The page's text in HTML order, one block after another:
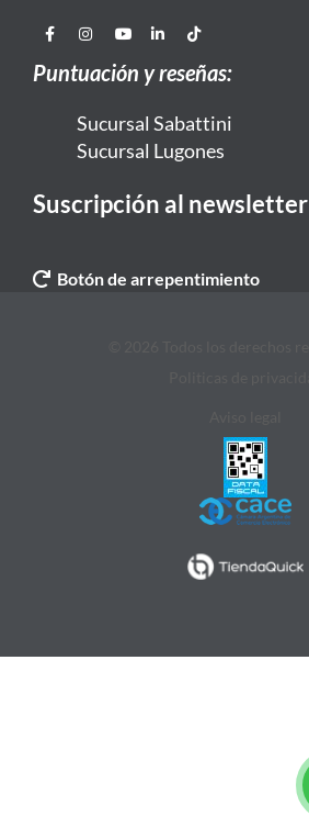
Puntuación y reseñas:
Sucursal Sabattini
Sucursal Lugones
Suscripción al newsletter
Botón de arrepentimiento